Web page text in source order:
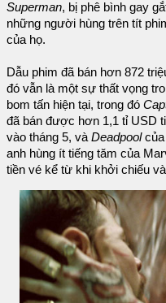
Superman, bị phê bình gay
những người hùng trên tít
của họ.
Dẫu phim đã bán hơn 872
đó vẫn là một sự thất vọng
bom tấn hiện tại, trong đó
đã bán được hơn 1,1 tỉ USD
vào tháng 5, và Deadpoolcủa
anh hùng ít tiếng tăm của
tiền vé kể từ khi khởi chiếu